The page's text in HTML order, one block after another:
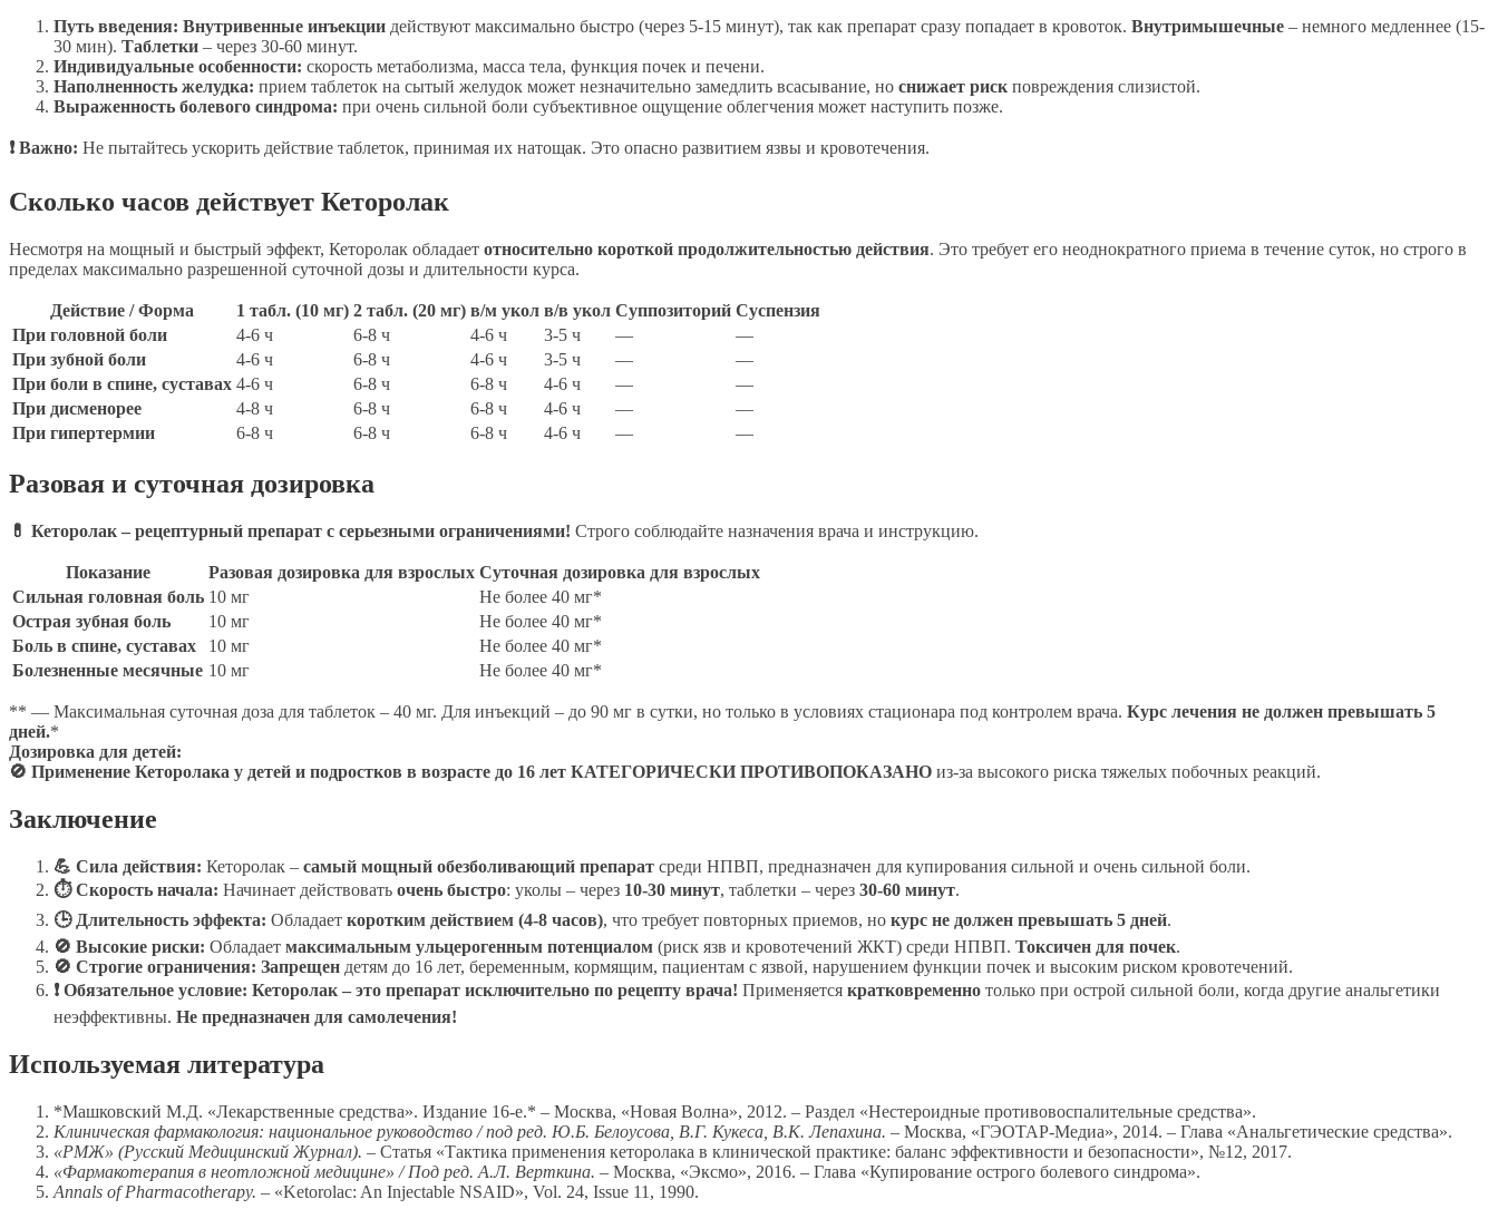
Путь введения: Внутривенные инъекции действуют максимально быстро (через 5-15 минут), так как препарат сразу попадает в кровоток. Внутримышечные – немного медленнее (15-
30 мин). Таблетки – через 30-60 минут.
Индивидуальные особенности: скорость метаболизма, масса тела, функция почек и печени.
Наполненность желудка: прием таблеток на сытый желудок может незначительно замедлить всасывание, но снижает риск повреждения слизистой.
Выраженность болевого синдрома: при очень сильной боли субъективное ощущение облегчения может наступить позже.
❗ Важно: Не пытайтесь ускорить действие таблеток, принимая их натощак. Это опасно развитием язвы и кровотечения.
Сколько часов действует Кеторолак
Несмотря на мощный и быстрый эффект, Кеторолак обладает относительно короткой продолжительностью действия. Это требует его неоднократного приема в течение суток, но строго в
пределах максимально разрешенной суточной дозы и длительности курса.
Действие / Форма 1 табл. (10 мг) 2 табл. (20 мг) в/м укол в/в укол Суппозиторий Суспензия
При головной боли
4-6 ч 6-8 ч 4-6 ч 3-5 ч —
—
При зубной боли
4-6 ч 6-8 ч 4-6 ч 3-5 ч —
—
При боли в спине, суставах 4-6 ч 6-8 ч 6-8 ч 4-6 ч —
—
При дисменорее
4-8 ч 6-8 ч 6-8 ч 4-6 ч —
—
При гипертермии
6-8 ч 6-8 ч 6-8 ч 4-6 ч — —
Разовая и суточная дозировка
💊 Кеторолак – рецептурный препарат с серьезными ограничениями! Строго соблюдайте назначения врача и инструкцию.
Показание Разовая дозировка для взрослых Суточная дозировка для взрослых
Сильная головная боль 10 мг
Не более 40 мг*
Острая зубная боль
10 мг
Не более 40 мг*
Боль в спине, суставах
10 мг
Не более 40 мг*
Болезненные месячные 10 мг Не более 40 мг*
** — Максимальная суточная доза для таблеток – 40 мг. Для инъекций – до 90 мг в сутки, но только в условиях стационара под контролем врача. Курс лечения не должен превышать 5
дней.*
Дозировка для детей:
🚫 Применение Кеторолака у детей и подростков в возрасте до 16 лет КАТЕГОРИЧЕСКИ ПРОТИВОПОКАЗАНО из-за высокого риска тяжелых побочных реакций.
Заключение
💪 Сила действия: Кеторолак – самый мощный обезболивающий препарат среди НПВП, предназначен для купирования сильной и очень сильной боли.
⏱️ Скорость начала: Начинает действовать очень быстро: уколы – через 10-30 минут, таблетки – через 30-60 минут.
🕒 Длительность эффекта: Обладает коротким действием (4-8 часов), что требует повторных приемов, но курс не должен превышать 5 дней.
🚫 Высокие риски: Обладает максимальным ульцерогенным потенциалом (риск язв и кровотечений ЖКТ) среди НПВП. Токсичен для почек.
🚫 Строгие ограничения: Запрещен детям до 16 лет, беременным, кормящим, пациентам с язвой, нарушением функции почек и высоким риском кровотечений.
❗ Обязательное условие: Кеторолак – это препарат исключительно по рецепту врача! Применяется кратковременно только при острой сильной боли, когда другие анальгетики
неэффективны. Не предназначен для самолечения!
Используемая литература
*Машковский М.Д. «Лекарственные средства». Издание 16-е.* – Москва, «Новая Волна», 2012. – Раздел «Нестероидные противовоспалительные средства».
Клиническая фармакология: национальное руководство / под ред. Ю.Б. Белоусова, В.Г. Кукеса, В.К. Лепахина. – Москва, «ГЭОТАР-Медиа», 2014. – Глава «Анальгетические средства».
«РМЖ» (Русский Медицинский Журнал). – Статья «Тактика применения кеторолака в клинической практике: баланс эффективности и безопасности», №12, 2017.
«Фармакотерапия в неотложной медицине» / Под ред. А.Л. Верткина. – Москва, «Эксмо», 2016. – Глава «Купирование острого болевого синдрома».
Annals of Pharmacotherapy. – «Ketorolac: An Injectable NSAID», Vol. 24, Issue 11, 1990.